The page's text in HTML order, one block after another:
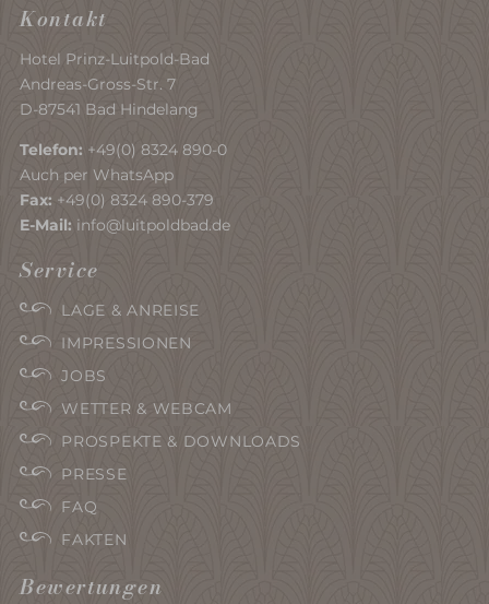
Kontakt
Hotel Prinz-Luitpold-Bad
Andreas-Gross-Str. 7
D-87541 Bad Hindelang
Telefon: +49(0) 8324 890-0
Auch per WhatsApp
Fax: +49(0) 8324 890-379
E-Mail: info@luitpoldbad.de
Service
LAGE & ANREISE
IMPRESSIONEN
JOBS
WETTER & WEBCAM
PROSPEKTE & DOWNLOADS
PRESSE
FAQ
FAKTEN
Bewertungen